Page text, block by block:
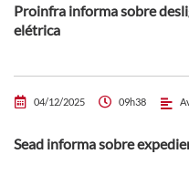
Proinfra informa sobre
elétrica
04/12/2025 09h38
Sead informa sobre